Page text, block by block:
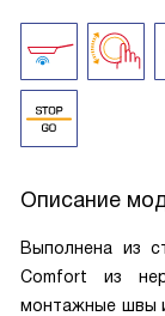
Описание
Выполнена из
Comfort из
монтажные швы